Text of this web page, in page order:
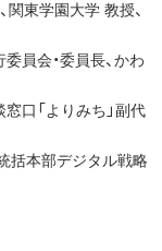
東学園大学 教授、
会・委員長、かわ
「よりみち」副代
本部デジタル戦略